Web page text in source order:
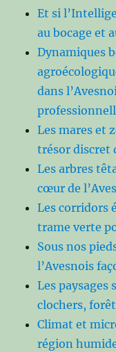
Et si
au bocage et
Dynamiques
dans
Les mares et
trésor discret
Les arbres
cœur de
Les corridors
trame verte
Sous nos
l’Avesnois
Les paysages
clochers,
Climat et
région